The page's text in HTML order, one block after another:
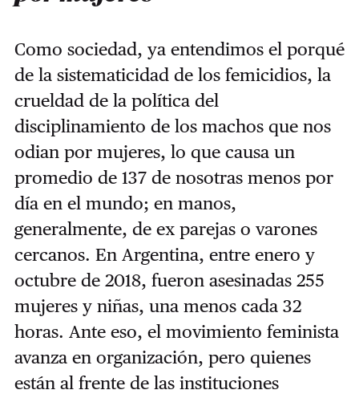
Como sociedad, ya entendimos el porqué
de la sistematicidad de los femicidios, la
crueldad de la política del
disciplinamiento de los machos que nos
odian por mujeres, lo que causa un
promedio de 137 de nosotras menos por
día en el mundo; en manos,
generalmente, de ex parejas o varones
cercanos. En Argentina, entre enero y
octubre de 2018, fueron asesinadas 255
mujeres y niñas, una menos cada 32
horas. Ante eso, el movimiento feminista
avanza en organización, pero quienes
están al frente de las instituciones